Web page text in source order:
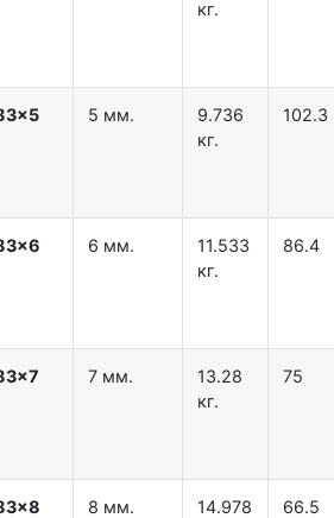
кг.
5 мм.
9.736
кг.
102.3
6 мм.
11.533
кг.
86.4
7 мм.
13.28
кг.
75
8 мм.
14.978
66.5